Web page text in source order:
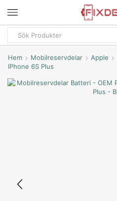
Hem Mobilreservdelar Apple
IPhone 6S Plus